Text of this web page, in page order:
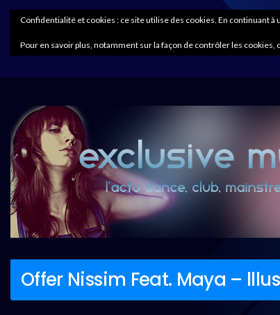
Offer Nissim Feat. Maya –
Confidentialité et cookies : ce site utilise des cookies. En continuant
Pour en savoir plus, notamment sur la façon de contrôler les cookies,